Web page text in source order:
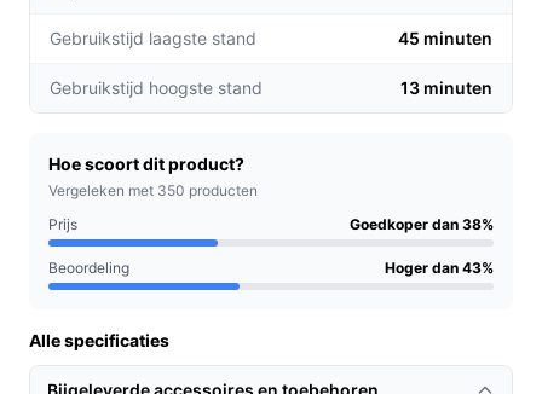
Deze stofzuiger is perfect voor drukbezette
iedereen die waarde hecht aan gebruiksgemak en
efficiëntie. Of je nu een appartement of een groter huis
hebt, de AS52CB18DB past zich aan jouw
schoonmaakbehoeften aan.
Wat maakt de AEG AS52CB18DB uniek ten opzichte van
andere draadloze stofzuigers?
Gebruikstijd laagste stand 45 minuten
Gebruikstijd hoogste stand 13 minuten
Hoe scoort dit product?
Vergeleken met 350 producten
Prijs
Goedkoper dan 38%
Beoordeling Hoger dan 43%
Alle specificaties
Bijgeleverde accessoires en toebehoren